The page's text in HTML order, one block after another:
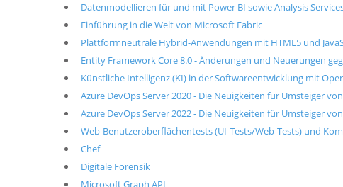
Datenmodellieren für und mit Power BI sowie Analysis
Einführung in die Welt von Microsoft Fabric
Plattformneutrale Hybrid-Anwendungen mit HTML5 und
Entity Framework Core 8.0 - Änderungen und Neuerungen
Künstliche Intelligenz (KI) in der Softwareentwicklung mit
Azure DevOps Server 2020 - Die Neuigkeiten für Umsteiger
Azure DevOps Server 2022 - Die Neuigkeiten für Umsteiger
Web-Benutzeroberflächentests (UI-Tests/Web-Tests) und
Chef
Digitale Forensik
Microsoft Graph API